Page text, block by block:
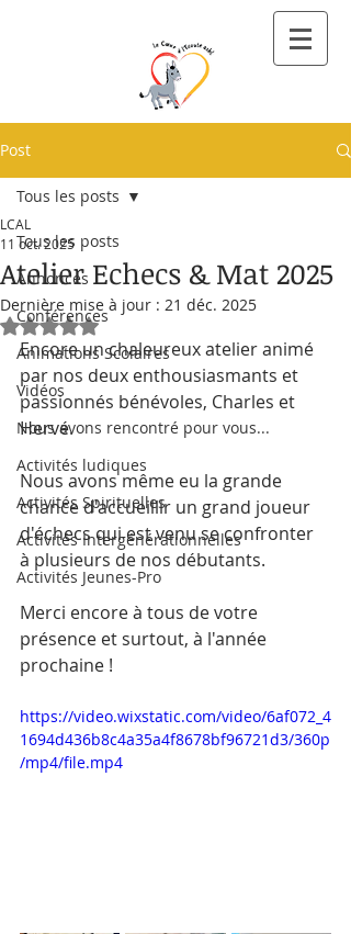
Post
Tous les posts
Annonces
Conférences
Animations Scolaires
Vidéos
Nous avons rencontré pour vous...
Activités ludiques
Activités Spirituelles
Activités Intergénérationnelles
Activités Jeunes-Pro
Tous les posts
Atelier Echecs & Mat 2025
LCAL
11 oct. 2025
Dernière mise à jour : 21 déc. 2025
Noté NaN étoiles sur 5.
Encore un chaleureux atelier animé
par nos deux enthousiasmants et
passionnés bénévoles, Charles et
Hervé.
Nous avons même eu la grande
chance d'accueillir un grand joueur
d'échecs qui est venu se confronter
à plusieurs de nos débutants.
Merci encore à tous de votre
présence et surtout, à l'année
prochaine !
https://video.wixstatic.com/video/6af072_4
1694d436b8c4a35a4f8678bf96721d3/360p
/mp4/file.mp4